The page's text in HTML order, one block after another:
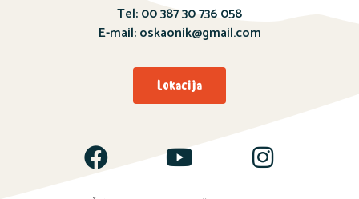
Tel: 00 387 30 736 058
E-mail: oskaonik@gmail.com
Lokacija